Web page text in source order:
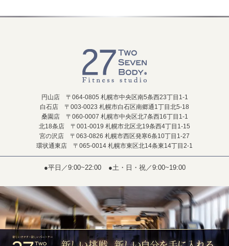
円山店 〒064-0805 札幌市中央区南5条西23丁目1-1
白石店 〒003-0023 札幌市白石区南郷通1丁目北5-18
桑園店 〒060-0007 札幌市中央区北7条西16丁目1-1
北18条店 〒001-0019 札幌市北区北19条西4丁目1-15
宮の沢店 〒063-0826 札幌市西区発寒6条10丁目1-27
環状通東店 〒065-0014 札幌市東区北14条東14丁目2-1
●平日／9:00~22:00 ●土・日・祝／9:00~19:00